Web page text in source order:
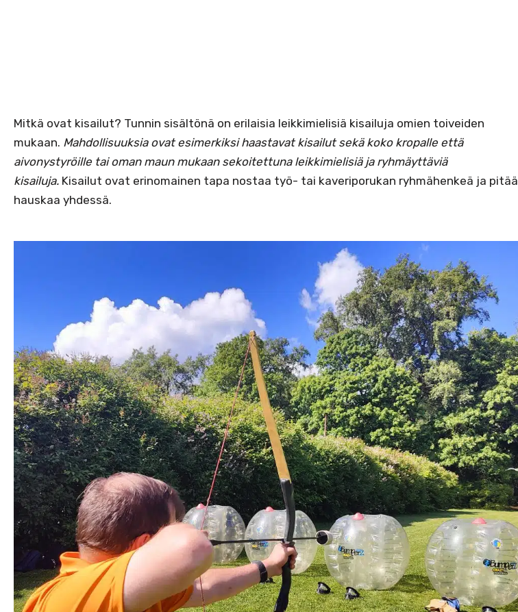
Mitkä ovat kisailut? Tunnin sisältönä on erilaisia leikkimielisiä kisailuja omien toiveiden
mukaan. Mahdollisuuksia ovat esimerkiksi haastavat kisailut sekä koko kropalle että
aivonystyröille tai oman maun mukaan sekoitettuna leikkimielisiä ja ryhmäyttäviä
kisailuja. Kisailut ovat erinomainen tapa nostaa työ- tai kaveriporukan ryhmähenkeä ja pitää
hauskaa yhdessä.